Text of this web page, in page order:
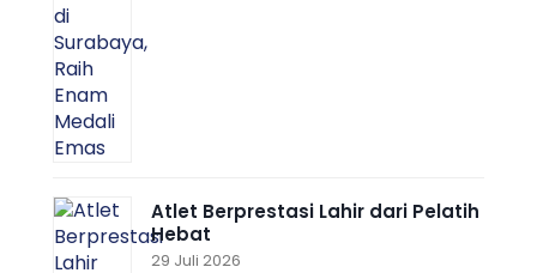
Atlet Berprestasi Lahir dari Pelatih
Hebat
29 Juli 2026